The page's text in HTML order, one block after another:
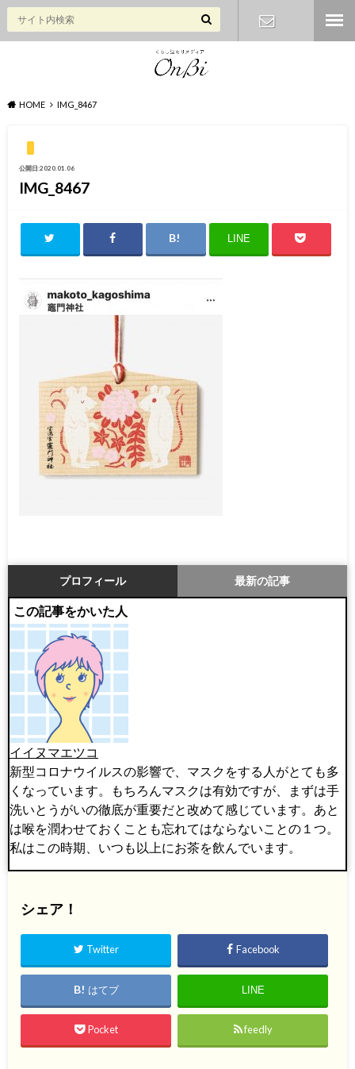
HOME IMG_8467
公開日:2020.01.06
IMG_8467
LINE
プロフィール 最新の記事
この記事をかいた人
イイヌマエツコ
新型コロナウイルスの影響で、マスクをする人がとても多
くなっています。もちろんマスクは有効ですが、まずは手
洗いとうがいの徹底が重要だと改めて感じています。あと
は喉を潤わせておくことも忘れてはならないことの１つ。
私はこの時期、いつも以上にお茶を飲んでいます。
シェア！
Twitter Facebook
はてブ LINE
Pocket feedly